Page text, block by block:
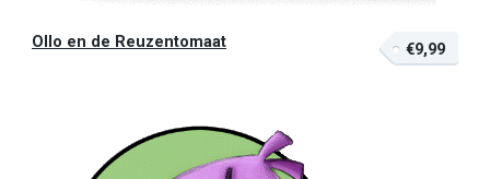
Ollo en de Reuzentomaat €9,99